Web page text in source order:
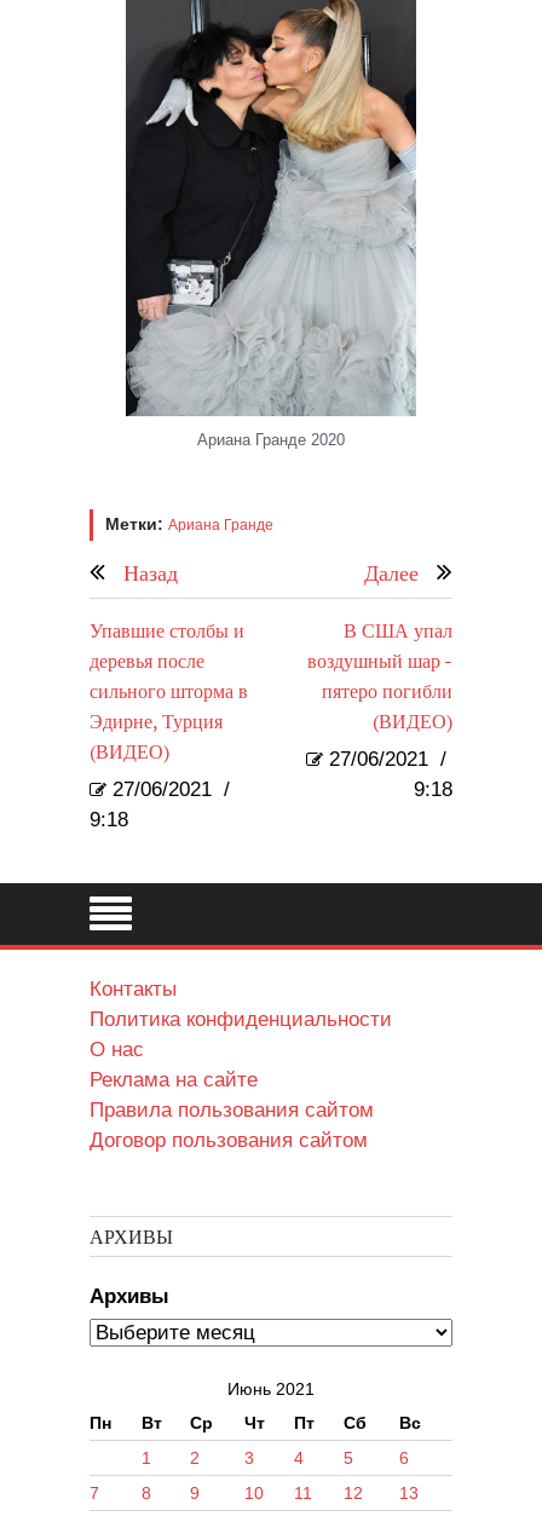
Ариана Гранде 2020
Метки: Ариана Гранде
Назад Далее
Упавшие столбы и
деревья после
сильного шторма в
Эдирне, Турция
(ВИДЕО)
27/06/2021 /
9:18
В США упал
воздушный шар -
пятеро погибли
(ВИДЕО)
27/06/2021 /
9:18
Контакты
Политика конфиденциальности
О нас
Реклама на сайте
Правила пользования сайтом
Договор пользования сайтом
АРХИВЫ
Архивы
Июнь 2021
Пн
Вт Ср Чт Пт Сб Вс
1 2 3 4 5
6
7
8 9 10 11 12
13